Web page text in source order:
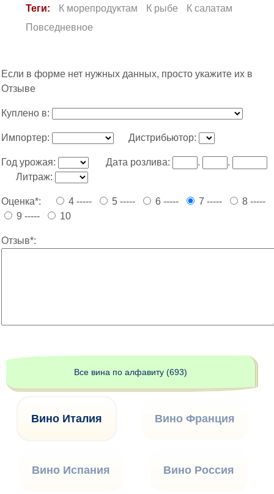
Теги: К морепродуктам К рыбе
К салатам
Повседневное
Если в форме нет нужных данных, просто укажите их в
Отзыве
Куплено в:
Импортер: Дистрибьютор:
Год урожая: Дата розлива: .
.
Литраж:
Оценка*: 4 ----- 5 ----- 6 ----- 7 -----
8 -----
9 -----
10
Отзыв*:
Все вина по алфавиту (693)
Вино Италия Вино Франция
Вино Испания Вино Россия